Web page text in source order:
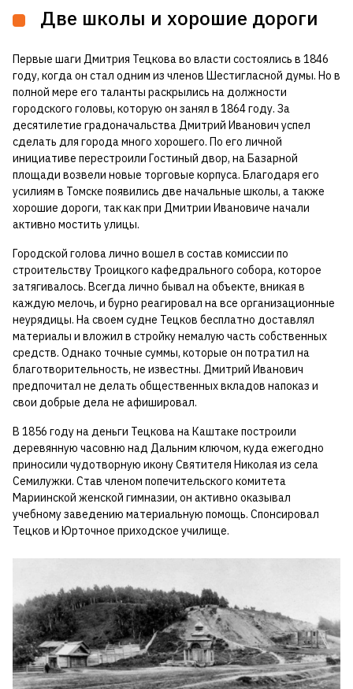
Две школы и хорошие дороги
Первые шаги Дмитрия Тецкова во власти состоялись в 1846
году, когда он стал одним из членов Шестигласной думы. Но в
полной мере его таланты раскрылись на должности
городского головы, которую он занял в 1864 году. За
десятилетие градоначальства Дмитрий Иванович успел
сделать для города много хорошего. По его личной
инициативе перестроили Гостиный двор, на Базарной
площади возвели новые торговые корпуса. Благодаря его
усилиям в Томске появились две начальные школы, а также
хорошие дороги, так как при Дмитрии Ивановиче начали
активно мостить улицы.
Городской голова лично вошел в состав комиссии по
строительству Троицкого кафедрального собора, которое
затягивалось. Всегда лично бывал на объекте, вникая в
каждую мелочь, и бурно реагировал на все организационные
неурядицы. На своем судне Тецков бесплатно доставлял
материалы и вложил в стройку немалую часть собственных
средств. Однако точные суммы, которые он потратил на
благотворительность, не известны. Дмитрий Иванович
предпочитал не делать общественных вкладов напоказ и
свои добрые дела не афишировал.
В 1856 году на деньги Тецкова на Каштаке построили
деревянную часовню над Дальним ключом, куда ежегодно
приносили чудотворную икону Святителя Николая из села
Семилужки. Став членом попечительского комитета
Мариинской женской гимназии, он активно оказывал
учебному заведению материальную помощь. Спонсировал
Тецков и Юрточное приходское училище.